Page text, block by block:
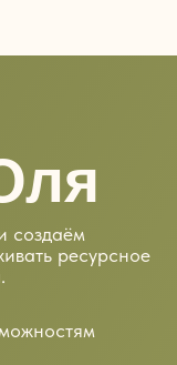
создаём
ресурсное